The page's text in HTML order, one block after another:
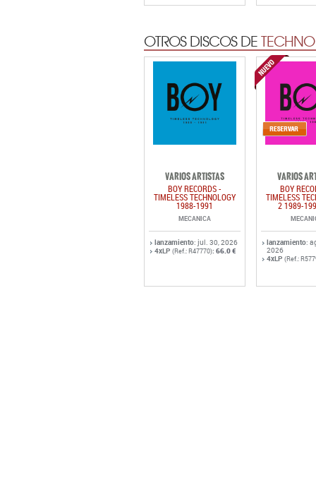
OTROS DISCOS DE
VARIOS ARTISTAS
BOY RECORDS -
TIMELESS TECHNOLOGY
1988-1991
MECANICA
lanzamiento: jul. 30, 2026
4xLP (Ref.: R47770): 66.0 €
VARIOS
BOY
TIMELESS
2 1989-
lanzamiento:
2026
4xLP (Ref.: